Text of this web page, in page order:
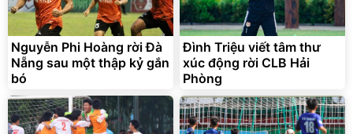
Vali Bamozo Khung Nhôm
9066 Size 20/24/28 Cao
Cấp
1.000.000
825.000đ
Flash Sale
Nguyễn Phi Hoàng rời Đà
Nẵng sau một thập kỷ gắn
bó
Đình Triệu viết tâm thư
xúc động rời CLB Hải
Phòng